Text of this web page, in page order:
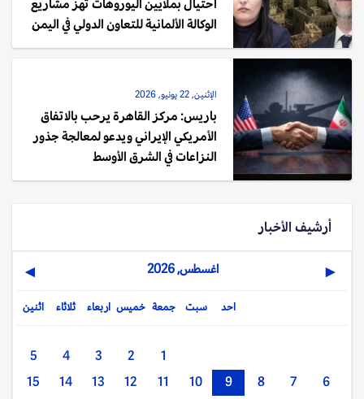
احتيال بملايين اليوروهات تهز مشاريع
الوكالة الألمانية للتعاون الدولي في اليمن
الإثنين, 22 يونيو, 2026
باريس: مركز القاهرة يرحب بالاتفاق
الأمريكي الإيراني ويدعو لمعالجة جذور
النزاعات في الشرق الأوسط
أرشيف الأخبار
◀ اغسطس, 2026 ▶
اثنين ثلاثاء اربعاء خميس جمعة سبت احد
1
2
3
4
5
6
7
8
9
10
11
12
13
14
15